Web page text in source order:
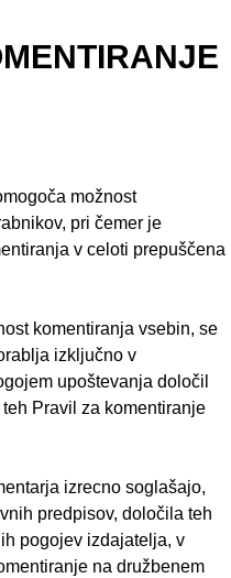
možnost
pri čemer je
v celoti prepuščena
komentiranja vsebin, se
izključno v
upoštevanja določil
Pravil za komentiranje
izrecno soglašajo,
predpisov, določila teh
pogojev izdajatelja, v
na družbenem